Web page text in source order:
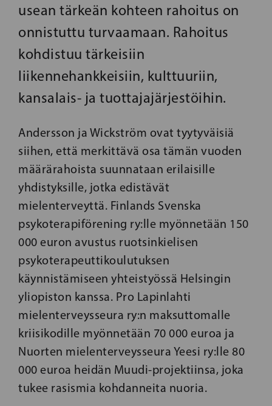
usean tärkeän kohteen rahoitus on
onnistuttu turvaamaan. Rahoitus
kohdistuu tärkeisiin
liikennehankkeisiin, kulttuuriin,
kansalais- ja tuottajajärjestöihin.
Andersson ja Wickström ovat tyytyväisiä
siihen, että merkittävä osa tämän vuoden
määrärahoista suunnataan erilaisille
yhdistyksille, jotka edistävät
mielenterveyttä. Finlands Svenska
psykoterapiförening ry:lle myönnetään 150
000 euron avustus ruotsinkielisen
psykoterapeuttikoulutuksen
käynnistämiseen yhteistyössä Helsingin
yliopiston kanssa. Pro Lapinlahti
mielenterveysseura ry:n maksuttomalle
kriisikodille myönnetään 70 000 euroa ja
Nuorten mielenterveysseura Yeesi ry:lle 80
000 euroa heidän Muudi-projektiinsa, joka
tukee rasismia kohdanneita nuoria.